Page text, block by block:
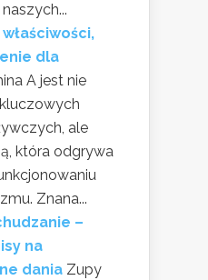
dla
A jest nie
ale
która odgrywa
Znana...
–
na
dania Zupy